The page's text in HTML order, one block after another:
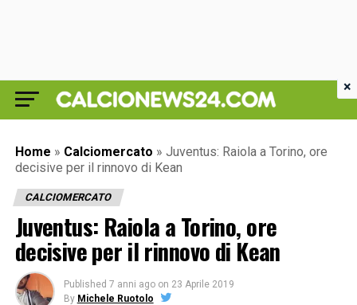
Home » Calciomercato » Juventus: Raiola a Torino, ore
decisive per il rinnovo di Kean
CALCIOMERCATO
Juventus: Raiola a Torino, ore
decisive per il rinnovo di Kean
Published 7 anni ago on 23 Aprile 2019
By Michele Ruotolo
×